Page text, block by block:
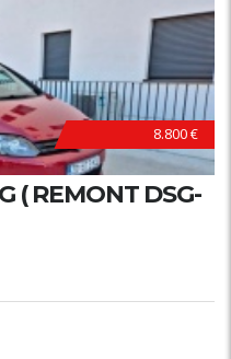
8.800 €
( REMONT DSG-